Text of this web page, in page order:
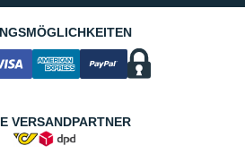
VERSANDPARTNER